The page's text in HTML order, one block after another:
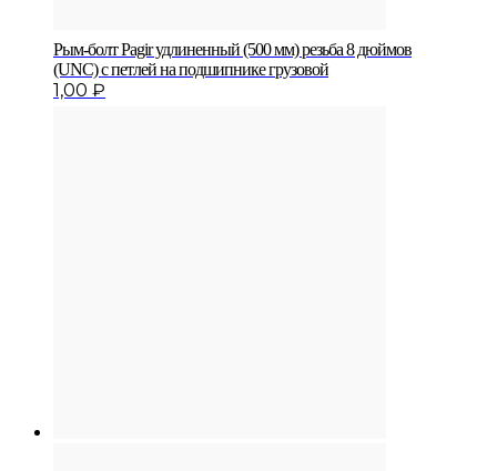
Рым-болт Pagir удлиненный (500 мм) резьба 8 дюймов
(UNC) с петлей на подшипнике грузовой
1,00 ₽